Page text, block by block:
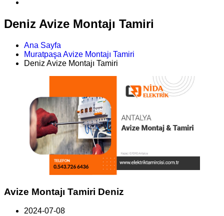
Deniz Avize Montajı Tamiri
Ana Sayfa
Muratpaşa Avize Montajı Tamiri
Deniz Avize Montajı Tamiri
Avize Montajı Tamiri Deniz
2024-07-08